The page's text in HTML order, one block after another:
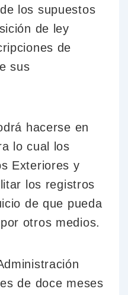
los supuestos
de ley
de
sus
hacerse en
lo cual los
Exteriores y
los registros
de que pueda
otros medios.
de doce meses